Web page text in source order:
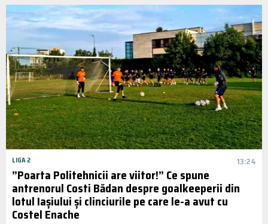
LIGA 2 13:24
”Poarta Politehnicii are viitor!” Ce spune
antrenorul Costi Bădan despre goalkeeperii din
lotul Iașiului și clinciurile pe care le-a avut cu
Costel Enache